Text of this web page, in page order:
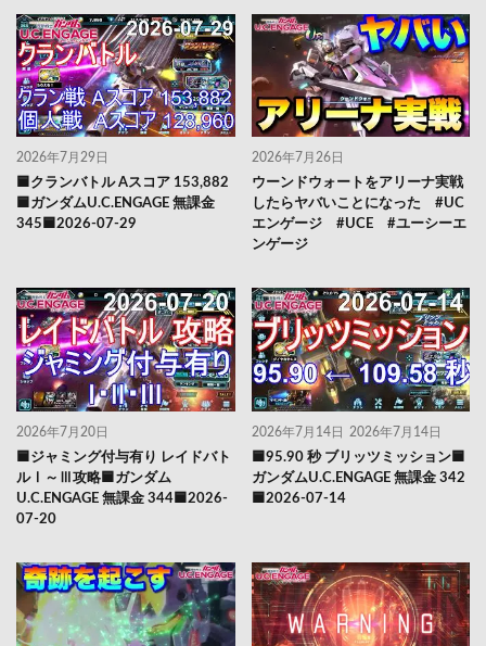
2026年7月29日
🟦クランバトル Aスコア 153,882
🟦ガンダムU.C.ENGAGE 無課金
345🟦2026-07-29
2026年7月26日
ウーンドウォートをアリーナ実戦
したらヤバいことになった #UC
エンゲージ #UCE #ユーシーエ
ンゲージ
2026年7月20日
🟦ジャミング付与有り レイドバト
ルⅠ～Ⅲ攻略🟦ガンダム
U.C.ENGAGE 無課金 344🟦2026-
07-20
2026年7月14日 2026年7月14日
🟦95.90 秒 ブリッツミッション🟦
ガンダムU.C.ENGAGE 無課金 342
🟦2026-07-14